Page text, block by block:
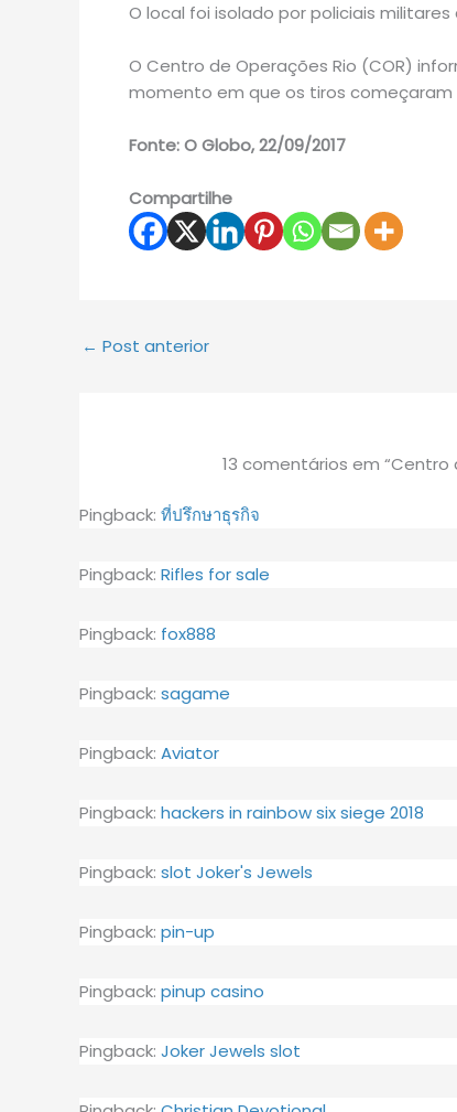
O local foi isolado por policiais
O Centro de Operações Rio (COR)
momento em que os tiros
Fonte: O Globo, 22/09/2017
Compartilhe
← Post anterior
13 comentários em
Pingback: ที่ปรึกษาธุรกิจ
Pingback: Rifles for sale
Pingback: fox888
Pingback: sagame
Pingback: Aviator
Pingback: hackers in rainbow six siege 2018
Pingback: slot Joker's Jewels
Pingback: pin-up
Pingback: pinup casino
Pingback: Joker Jewels slot